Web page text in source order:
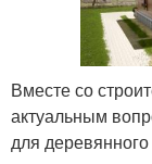
Вместе со
актуальным
для